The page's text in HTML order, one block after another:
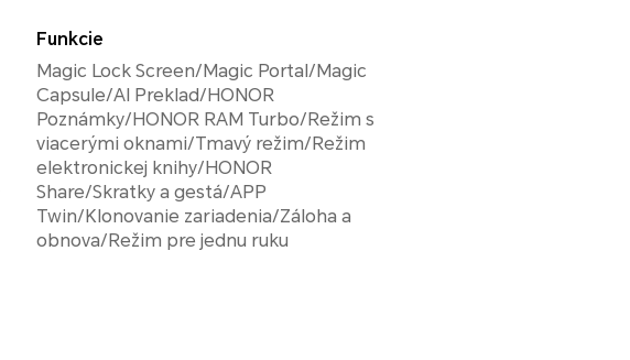
Funkcie
Magic Lock Screen/Magic Portal/Magic
Capsule/AI Preklad/HONOR
Poznámky/HONOR RAM Turbo/Režim s
viacerými oknami/Tmavý režim/Režim
elektronickej knihy/HONOR
Share/Skratky a gestá/APP
Twin/Klonovanie zariadenia/Záloha a
obnova/Režim pre jednu ruku